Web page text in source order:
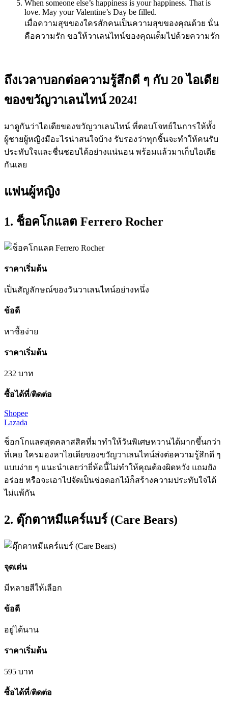
When someone else’s happiness is your happiness. That is
love. May your Valentine’s Day be filled.
เมื่อความสุขของใครสักคนเป็นความสุขของคุณด้วย นั่น
คือความรัก ขอให้วาเลนไทน์ของคุณเต็มไปด้วยความรัก
ถึงเวลาบอกต่อความรู้สึกดี ๆ กับ 20 ไอเดีย
ของขวัญวาเลนไทน์ 2024!
มาดูกันว่าไอเดียของขวัญวาเลนไทน์ ที่ตอบโจทย์ในการให้ทั้ง
ผู้ชายผู้หญิงมีอะไรน่าสนใจบ้าง รับรองว่าทุกชิ้นจะทำให้คนรับ
ประทับใจและชื่นชอบได้อย่างแน่นอน พร้อมแล้วมาเก็บไอเดีย
กันเลย
แฟนผู้หญิง
1. ช็อคโกแลต Ferrero Rocher
ราคาเริ่มต้น
เป็นสัญลักษณ์ของวันวาเลนไทน์อย่างหนึ่ง
ข้อดี
หาซื้อง่าย
ราคาเริ่มต้น
232 บาท
ซื้อได้ที่/ติดต่อ
Shopee
Lazada
ช็อกโกแลตสุดคลาสสิคที่มาทำให้วันพิเศษหวานได้มากขึ้นกว่า
ที่เคย ใครมองหาไอเดียของขวัญวาเลนไทน์ส่งต่อความรู้สึกดี ๆ
แบบง่าย ๆ แนะนำเลยว่ายี่ห้อนี้ไม่ทำให้คุณต้องผิดหวัง แถมยัง
อร่อย หรือจะเอาไปจัดเป็นช่อดอกไม้ก็สร้างความประทับใจได้
ไม่แพ้กัน
2. ตุ๊กตาหมีแคร์แบร์ (Care Bears)
จุดเด่น
มีหลายสีให้เลือก
ข้อดี
อยู่ได้นาน
ราคาเริ่มต้น
595 บาท
ซื้อได้ที่/ติดต่อ